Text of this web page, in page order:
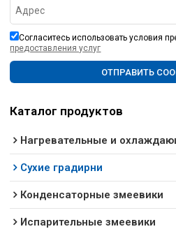
Согласитесь использовать условия
предоставления услуг
ОТПРАВИТЬ
Каталог продуктов
Нагревательные и
Сухие градирни
Конденсаторные змеевики
Испарительные змеевики